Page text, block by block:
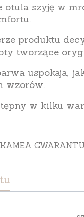
otula szyję w
produktu
tworzące
uspokaja,
wzorów.
w kilku